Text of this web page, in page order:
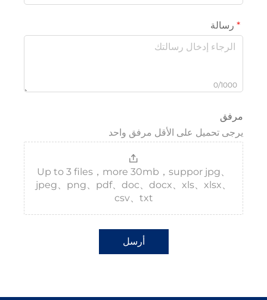
على الأقل مرفق واحد
Up to 3 files，more 30mb，suppor jpg
jpeg、png、pdf、doc、docx、xls、xlsx